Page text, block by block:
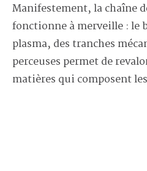
Manifestement, la chaîne
fonctionne à merveille : le
plasma, des tranches
perceuses permet de
matières qui composent